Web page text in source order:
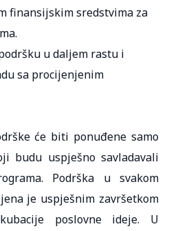
finansijskim sredstvima za
u daljem rastu i
sa procijenjenim
će biti ponuđene samo
budu uspješno savladavali
Podrška u svakom
je uspješnim završetkom
poslovne ideje. U